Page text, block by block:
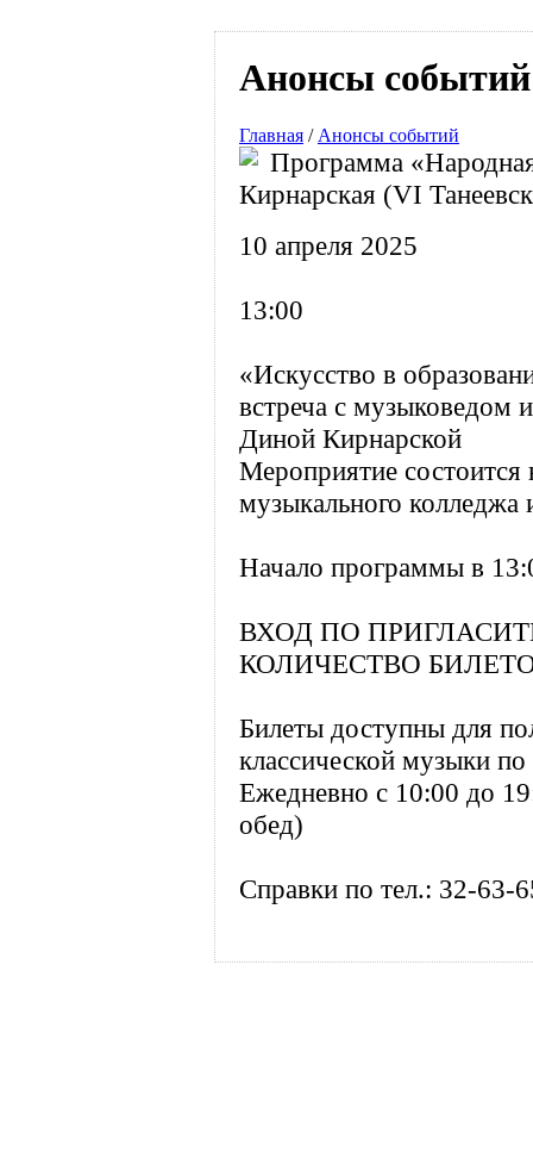
Анонсы событий
Главная /Анонсы событий
Программа
Кирнарская (VI
10 апреля 2025
13:00
«Искусство в
встреча с музыковедом
Диной Кирнарской
Мероприятие состоится
музыкального
Начало программы в
ВХОД ПО
КОЛИЧЕСТВО
Билеты доступны для
классической музыки
Ежедневно с 10:00 до
обед)
Справки по тел.: 32-63-